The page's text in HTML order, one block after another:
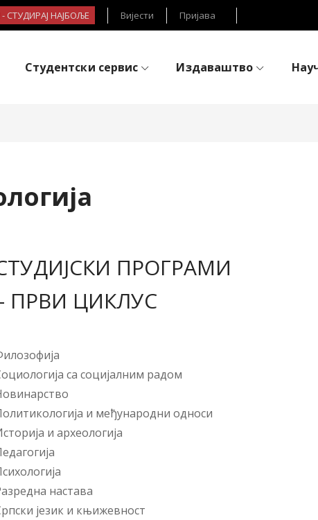
СТУДИРАЈ НАЈБОЉЕ Вијести Пријава
Студентски сервис Издаваштво
ПРОГРАМИ
ПРВИ ЦИКЛУС
са социјалним радом
и међународни односи
и археологија
настава
језик и књижевност